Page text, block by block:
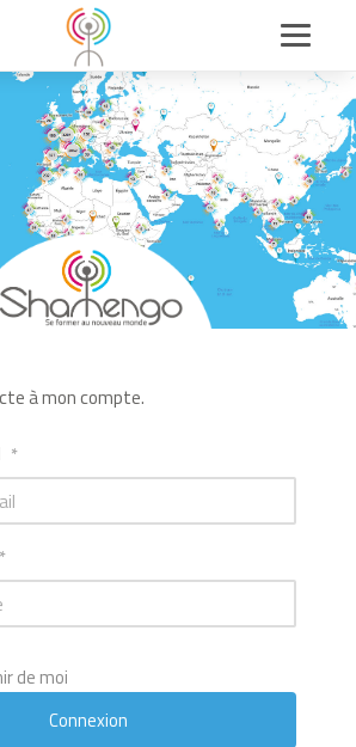
à mon compte.
*
*
de moi